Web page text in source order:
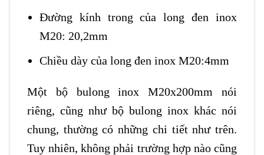
Đường kính trong của long đen inox
M20: 20,2mm
Chiều dày của long đen inox M20:4mm
Một bộ bulong inox M20x200mm nói
riêng, cũng như bộ bulong inox khác nói
chung, thường có những chi tiết như trên.
Tuy nhiên, không phải trường hợp nào cũng